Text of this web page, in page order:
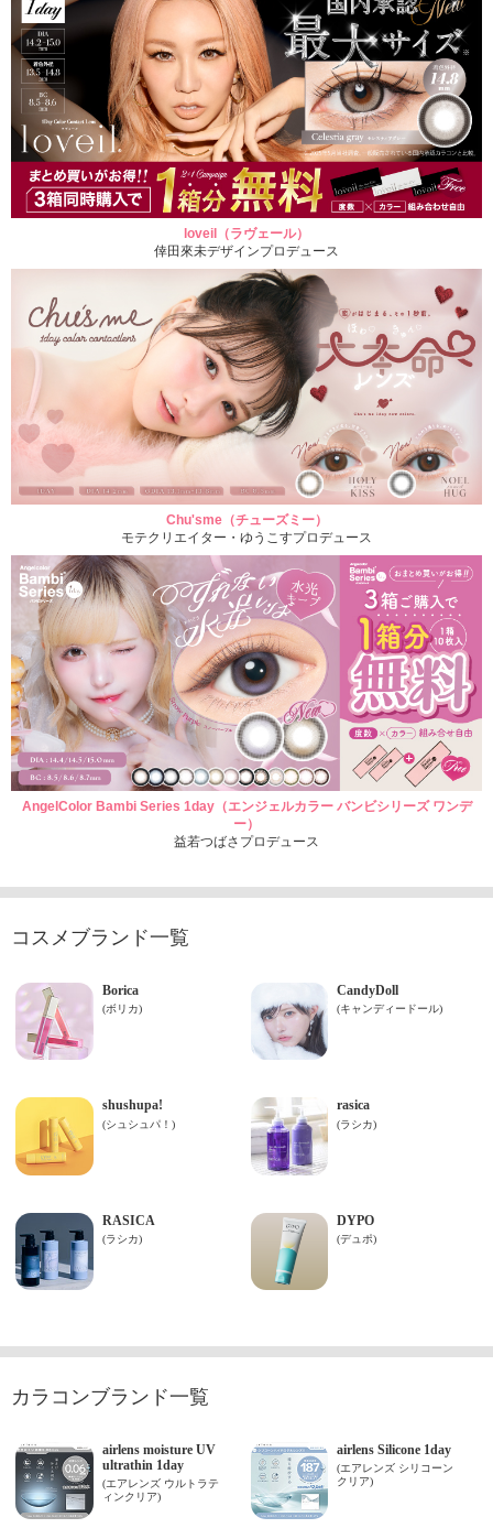
loveil（ラヴェール）
倖田來未デザインプロデュース
Chu'sme（チューズミー）
モテクリエイター・ゆうこすプロデュース
AngelColor Bambi Series 1day（エンジェルカラー バンビシリーズ ワンデ
ー）
益若つばさプロデュース
コスメブランド一覧
カラコンブランド一覧